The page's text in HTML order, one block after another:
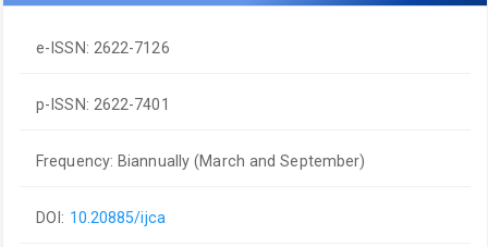
e-ISSN: 2622-7126
p-ISSN: 2622-7401
Frequency: Biannually (March and September)
DOI: 10.20885/ijca